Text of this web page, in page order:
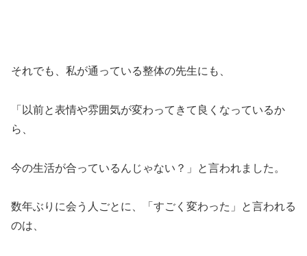
それでも、私が通っている整体の先生にも、
「以前と表情や雰囲気が変わってきて良くなっているか
ら、
今の生活が合っているんじゃない？」と言われました。
数年ぶりに会う人ごとに、「すごく変わった」と言われる
のは、